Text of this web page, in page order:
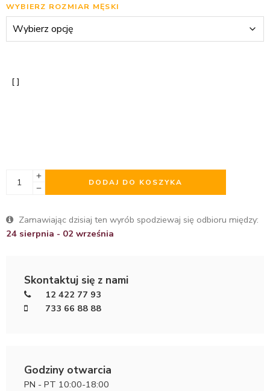
WYBIERZ ROZMIAR MĘSKI
DODAJ DO KOSZYKA
Zamawiając dzisiaj ten wyrób spodziewaj się odbioru między:
24 sierpnia - 02 września
Skontaktuj się z nami
12 422 77 93
733 66 88 88
Godziny otwarcia
PN - PT 10:00-18:00